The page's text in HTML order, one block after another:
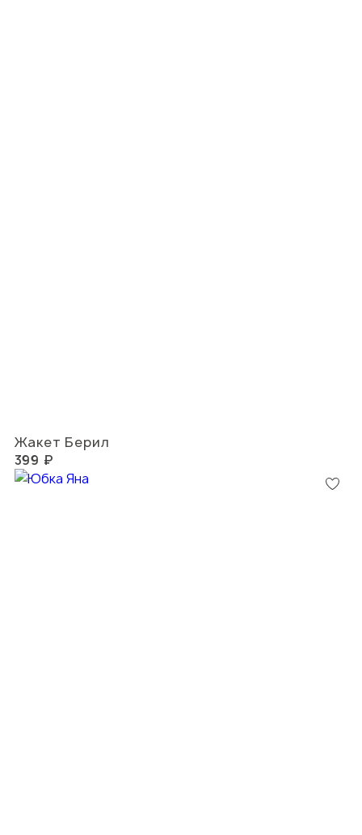
Жакет Берил
399 ₽